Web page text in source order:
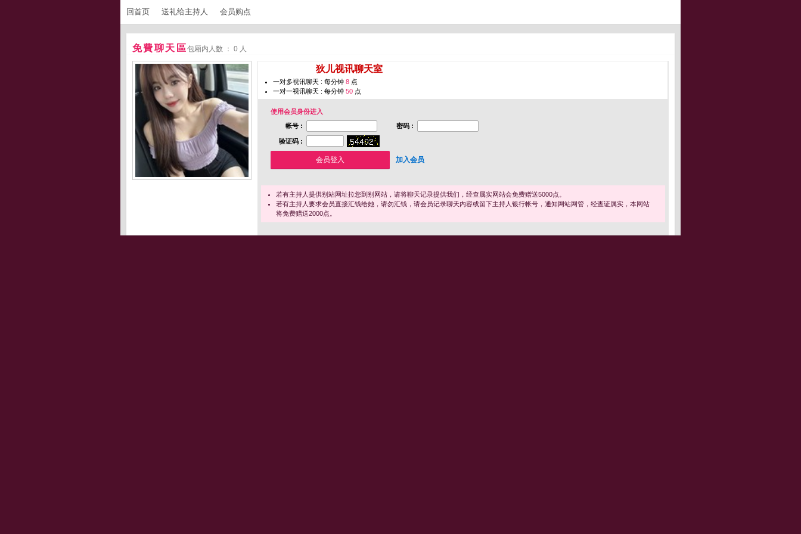
回首页 送礼给主持人 会员购点
免費聊天區包厢内人数 ： 0 人
狄儿视讯聊天室
一对多视讯聊天 : 每分钟 8 点
一对一视讯聊天 : 每分钟 50 点
使用会员身份进入
帐号 :
密码 :
验证码 :
加入会员
若有主持人提供别站网址拉您到别网站，请将聊天记录提供我们，经查属实网站会免费赠送5000点。
若有主持人要求会员直接汇钱给她，请勿汇钱，请会员记录聊天内容或留下主持人银行帐号，通知网站网管，经查证属实，本网站
将免费赠送2000点。